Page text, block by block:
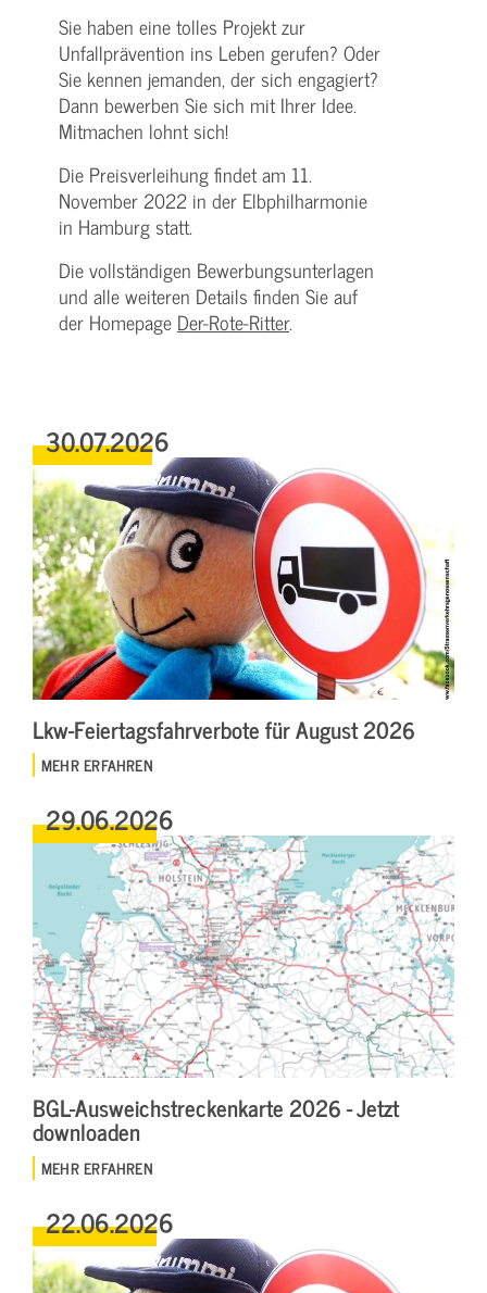
Sie haben eine tolles Projekt zur
Unfallprävention ins Leben gerufen? Oder
Sie kennen jemanden, der sich engagiert?
Dann bewerben Sie sich mit Ihrer Idee.
Mitmachen lohnt sich!
Die Preisverleihung findet am 11.
November 2022 in der Elbphilharmonie
in Hamburg statt.
Die vollständigen Bewerbungsunterlagen
und alle weiteren Details finden Sie auf
der Homepage Der-Rote-Ritter.
30.07.2026
Lkw-Feiertagsfahrverbote für August 2026
MEHR ERFAHREN
29.06.2026
BGL-Ausweichstreckenkarte 2026 - Jetzt
downloaden
MEHR ERFAHREN
22.06.2026